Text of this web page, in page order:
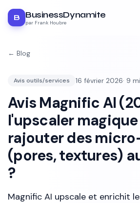
B BusinessDynamite
par Frank Houbre
← Blog
Avis outils/services 16 février 2026· 9
Avis Magnific AI
l'upscaler
rajouter des
(pores, textures)
?
Magnific AI upscale et enrichit